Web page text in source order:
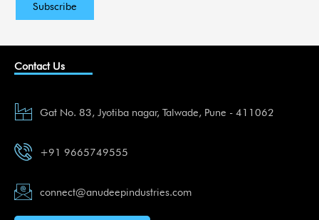
Contact Us
Gat No. 83, Jyotiba nagar, Talwade, Pune - 411062
+91 9665749555
connect@anudeepindustries.com